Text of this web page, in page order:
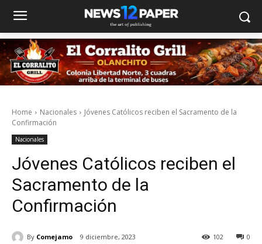
Home Nacionales
Jóvenes Católicos reciben el Sacramento de la
Confirmación
Nacionales
Jóvenes Católicos reciben el
Sacramento de la
Confirmación
By Comejamo 9 diciembre, 2023 0
102